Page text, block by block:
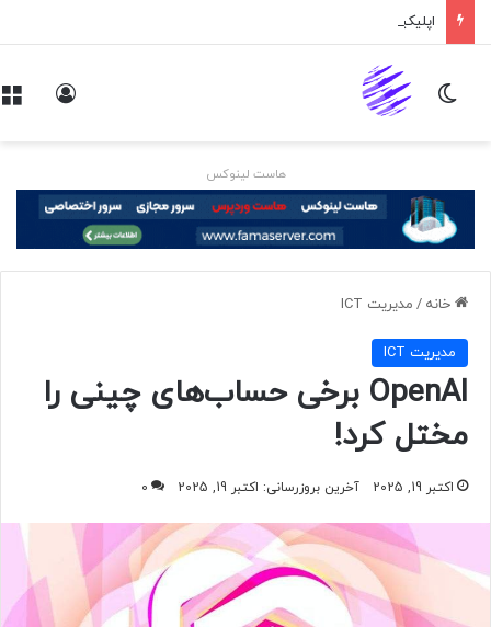
اپلیکیشن پیام‌رسان ایکس در راه است
تغییر پوسته
هاست لینوکس
خانه / مديريت ICT
مديريت ICT
OpenAI برخی حساب‌های چینی را
مختل کرد!
اکتبر 19, 2025 آخرین بروزرسانی: اکتبر 19, 2025 0